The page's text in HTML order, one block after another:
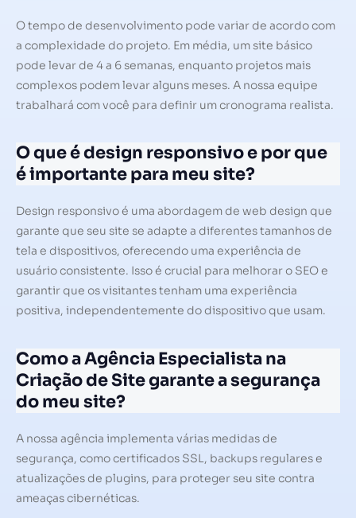
O tempo de desenvolvimento pode variar de acordo com
a complexidade do projeto. Em média, um site básico
pode levar de 4 a 6 semanas, enquanto projetos mais
complexos podem levar alguns meses. A nossa equipe
trabalhará com você para definir um cronograma realista.
O que é design responsivo e por que
é importante para meu site?
Design responsivo é uma abordagem de web design que
garante que seu site se adapte a diferentes tamanhos de
tela e dispositivos, oferecendo uma experiência de
usuário consistente. Isso é crucial para melhorar o SEO e
garantir que os visitantes tenham uma experiência
positiva, independentemente do dispositivo que usam.
Como a Agência Especialista na
Criação de Site garante a segurança
do meu site?
A nossa agência implementa várias medidas de
segurança, como certificados SSL, backups regulares e
atualizações de plugins, para proteger seu site contra
ameaças cibernéticas.